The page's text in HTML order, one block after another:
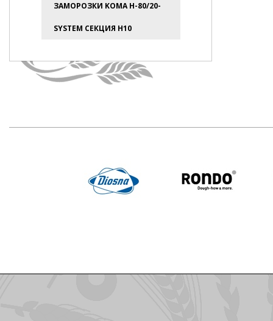
ЗАМОРОЗКИ KOMA Н-80/20-
SYSTEM СЕКЦИЯ H10